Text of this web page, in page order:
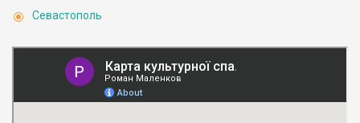
Севастополь